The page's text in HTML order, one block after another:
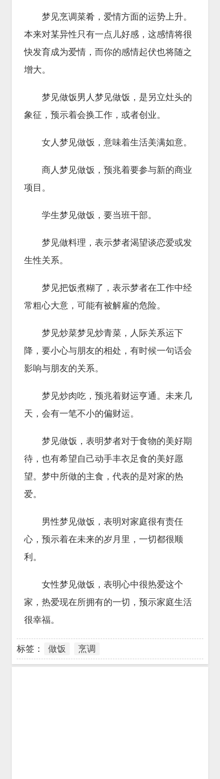
梦见烹调菜肴，爱情方面的运势上升。
本来对某异性只有一点儿好感，这感情将很
快发育成为爱情，而你的感情起伏也将随之
增大。
梦见做饭男人梦见做饭，是另立灶头的
象征，预示着会换工作，或者创业。
女人梦见做饭，意味着生活美满如意。
商人梦见做饭，预兆着要参与新的商业
项目。
学生梦见做饭，要当班干部。
梦见做料理，表示梦者渴望谈恋爱或发
生性关系。
梦见把饭煮糊了，表示梦者在工作中经
常粗心大意，可能有被解雇的危险。
梦见炒菜梦见炒青菜，人际关系运下
降，要小心与朋友的相处，有时候一句话会
影响与朋友的关系。
梦见炒肉吃，预兆着财运亨通。未来几
天，会有一笔不小的偏财运。
梦见做饭，表明梦者对于食物的美好期
待，也有希望自己动手丰衣足食的美好愿
望。梦中所做的主食，代表的是对家的热
爱。
男性梦见做饭，表明对家庭很有责任
心，预示着在未来的岁月里，一切都很顺
利。
女性梦见做饭，表明心中很热爱这个
家，热爱现在所拥有的一切，预示家庭生活
很幸福。
标签： 做饭 烹调